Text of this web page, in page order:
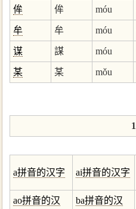
侔 侔 móu
牟 牟 móu
谋 謀 móu
某 某 mǒu
1
a拼音的汉字 ai拼音的汉字
ao拼音的汉
ba拼音的汉